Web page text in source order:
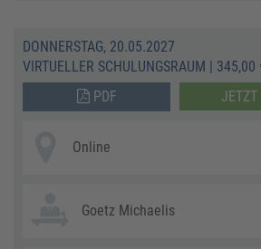
DONNERSTAG, 20.05.2027
VIRTUELLER SCHULUNGSRAUM
345,00
PDF
Online
Goetz Michaelis